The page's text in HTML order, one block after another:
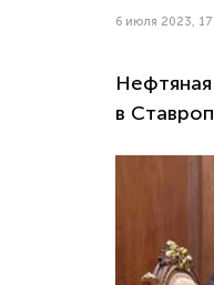
6 июля 2023,
в